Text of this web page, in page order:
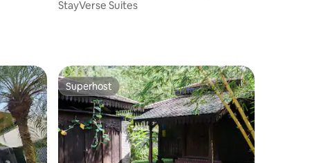
StayVerse Suites
Superhost
Superhost